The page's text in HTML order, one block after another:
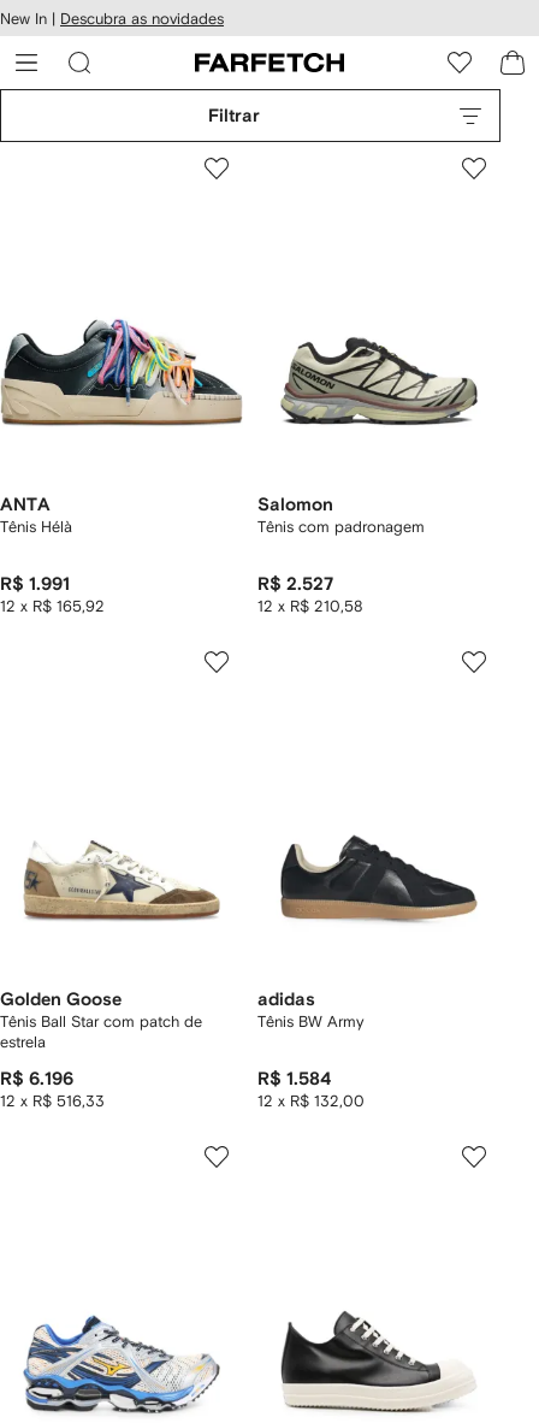
o
New In | Descubra as novidades
Filtrar
ANTA
Tênis Hélà
R$ 1.991
12 x R$ 165,92
Salomon
Tênis com padronagem
R$ 2.527
12 x R$ 210,58
Golden Goose
Tênis Ball Star com patch de
estrela
R$ 6.196
12 x R$ 516,33
adidas
Tênis BW Army
R$ 1.584
12 x R$ 132,00